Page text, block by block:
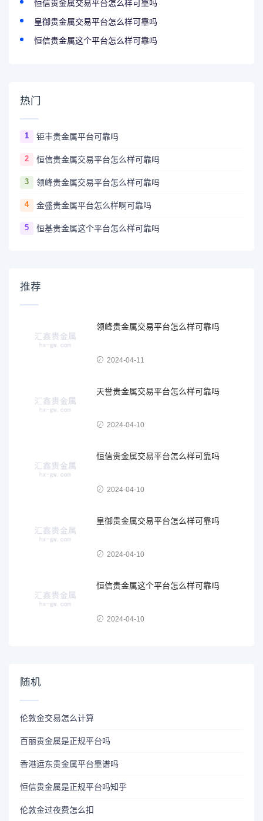
恒信贵金属交易平台怎么样可靠吗
皇御贵金属交易平台怎么样可靠吗
恒信贵金属这个平台怎么样可靠吗
热门
1 钜丰贵金属平台可靠吗
2 恒信贵金属交易平台怎么样可靠吗
3 领峰贵金属交易平台怎么样可靠吗
4 金盛贵金属平台怎么样啊可靠吗
5 恒基贵金属这个平台怎么样可靠吗
推荐
领峰贵金属交易平台怎么样可靠吗
2024-04-11
天誉贵金属交易平台怎么样可靠吗
2024-04-10
恒信贵金属交易平台怎么样可靠吗
2024-04-10
皇御贵金属交易平台怎么样可靠吗
2024-04-10
恒信贵金属这个平台怎么样可靠吗
2024-04-10
随机
伦敦金交易怎么计算
百丽贵金属是正规平台吗
香港运东贵金属平台靠谱吗
恒信贵金属是正规平台吗知乎
伦敦金过夜费怎么扣